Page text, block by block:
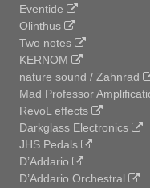
Eventide
Olinthus
Two notes
KERNOM
nature sound / Zahnrad
Mad Professor
RevoL effects
Darkglass Electronics
JHS Pedals
D’Addario
D’Addario Orchestral